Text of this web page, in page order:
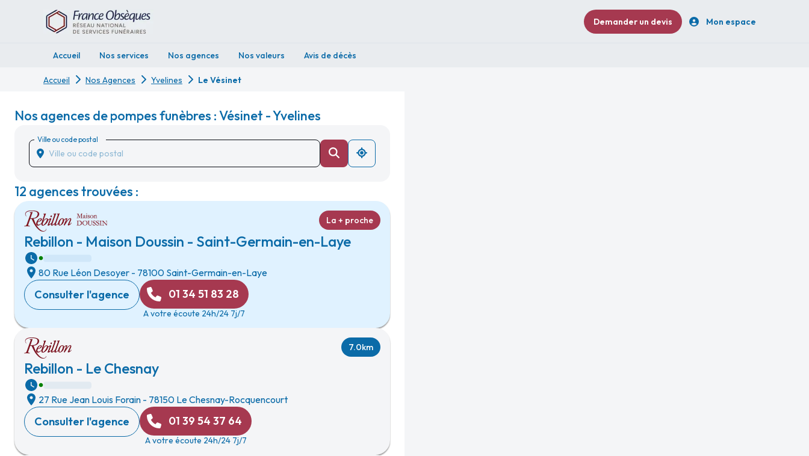
Demander un devis Mon espace
Accueil Nos services Nos agences Nos valeurs Avis de décès
Accueil Nos Agences Yvelines Le Vésinet
Nos agences de pompes funèbres : Vésinet - Yvelines
Ville ou code postal
12 agences trouvées :
Rebillon - Maison Doussin - Saint-Germain-en-Laye
La + proche
80 Rue Léon Desoyer - 78100 Saint-Germain-en-Laye
Consulter l'agence 01 34 51 83 28
A votre écoute 24h/24 7j/7
Rebillon - Le Chesnay
7.0km
27 Rue Jean Louis Forain - 78150 Le Chesnay-Rocquencourt
Consulter l'agence 01 39 54 37 64
A votre écoute 24h/24 7j/7